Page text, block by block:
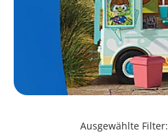
Ausgewählte Filter: